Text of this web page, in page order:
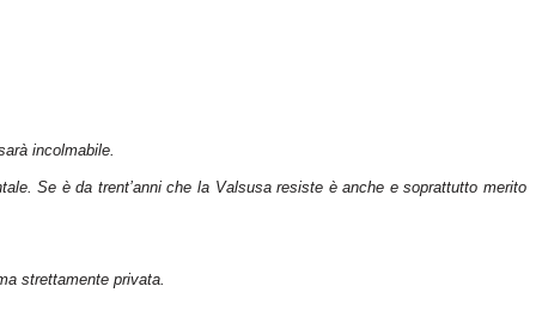
incolmabile.
Se è da trent’anni che la Valsusaresiste è anche e soprattutto merito
strettamente privata.